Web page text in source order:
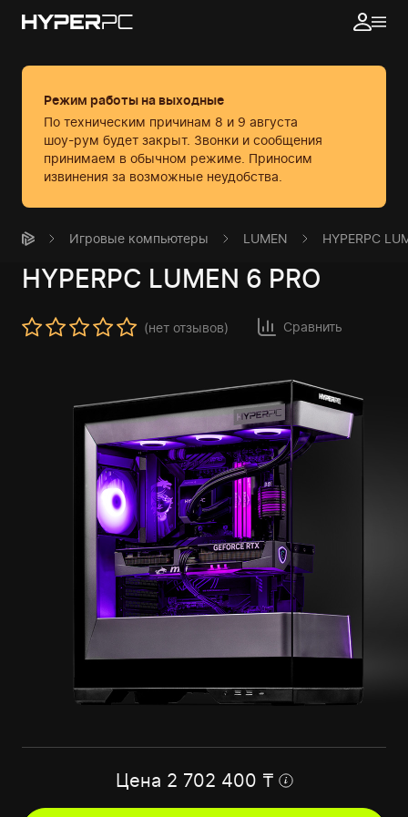
Режим работы на выходные
По техническим причинам 8 и 9 августа
шоу-рум будет закрыт. Звонки и сообщения
принимаем в обычном режиме. Приносим
извинения за возможные неудобства.
Игровые компьютеры LUMEN HYPERPC
HYPERPC LUMEN 6 PRO
(нет отзывов) Сравнить
Цена 2 702 400 ₸